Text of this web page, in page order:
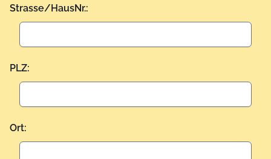
Strasse/HausNr.:
PLZ:
Ort: